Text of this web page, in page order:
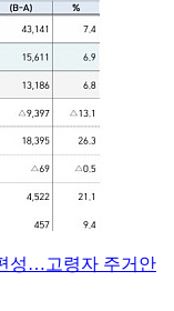
성…고령자 주거안